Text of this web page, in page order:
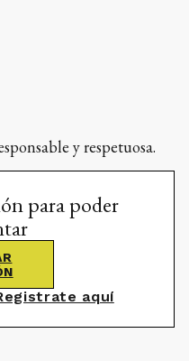
y respetuosa.
para poder
aquí